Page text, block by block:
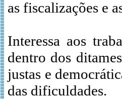
as fiscalizações e
Interessa aos
dentro dos
justas e
das dificuldades.